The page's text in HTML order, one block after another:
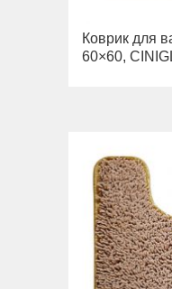
Коврик для
60×60,